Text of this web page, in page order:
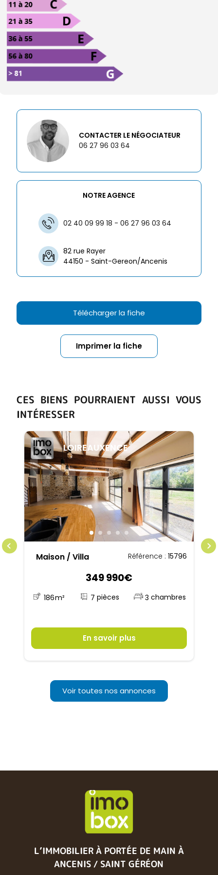
CONTACTER LE NÉGOCIATEUR
06 27 96 03 64
NOTRE AGENCE
02 40 09 99 18 - 06 27 96 03 64
82 rue Rayer
44150 - Saint-Gereon/Ancenis
Télécharger la fiche
Imprimer la fiche
CES BIENS POURRAIENT AUSSI VOUS
INTÉRESSER
LOIREAUXENCE
Maison / Villa Référence :15796
349 990€
186m² 7 3
En savoir plus
Voir toutes nos annonces
L’IMMOBILIER À PORTÉE DE MAIN À
ANCENIS / SAINT GÉRÉON